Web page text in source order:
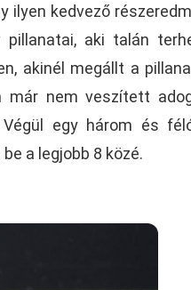
ilyen kedvező
aki talán
akinél megállt a
már nem veszített
egy három és
a legjobb 8 közé.